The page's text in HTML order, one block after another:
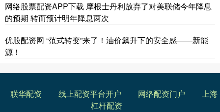
网络股票配资APP下载 摩根士丹利放弃了对美联储今年降息
的预期 转而预计明年降息两次
优股配资网 “范式转变”来了！油价飙升下的安全感——新能
源！
联华配资 线上配资平台开户 网络配资门户
上海
杠杆配资